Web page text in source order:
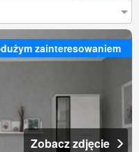
dużym zainteresowaniem
Zobacz zdjęcie